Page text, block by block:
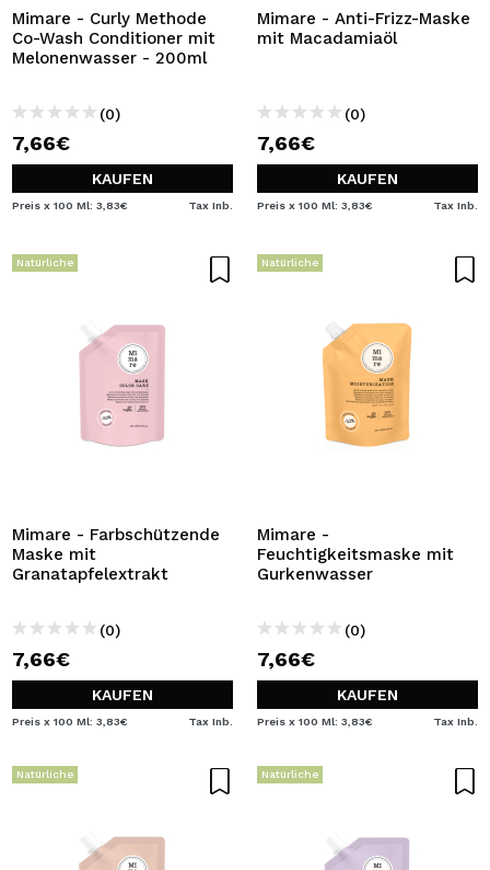
Mimare - Curly Methode
Co-Wash Conditioner mit
Melonenwasser - 200ml
(0)
7,66€
KAUFEN
Preis x 100 Ml: 3,83€ Tax Inb.
Mimare - Anti-Frizz-Maske
mit Macadamiaöl
(0)
7,66€
KAUFEN
Preis x 100 Ml: 3,83€ Tax Inb.
Natürliche
Mimare - Farbschützende
Maske mit
Granatapfelextrakt
(0)
7,66€
KAUFEN
Preis x 100 Ml: 3,83€ Tax Inb.
Natürliche
Mimare -
Feuchtigkeitsmaske mit
Gurkenwasser
(0)
7,66€
KAUFEN
Preis x 100 Ml: 3,83€ Tax Inb.
Natürliche Natürliche